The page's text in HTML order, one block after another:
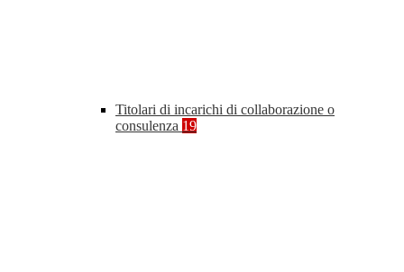
Titolari di incarichi di collaborazione o
consulenza 19